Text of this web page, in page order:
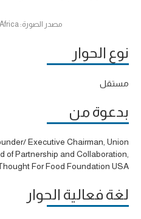
نوع الحوار
مستقل
بدعوة من
Executive Chairman, Union
of Partnership and Collaboration,
For Food Foundation USA
لغة فعالية الحوار
مصدر الصورة: Union Farms of Africa